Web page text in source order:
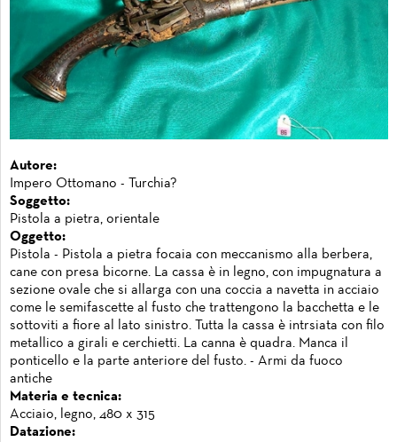
Autore:
Impero Ottomano - Turchia?
Soggetto:
Pistola a pietra, orientale
Oggetto:
Pistola - Pistola a pietra focaia con meccanismo alla berbera,
cane con presa bicorne. La cassa è in legno, con impugnatura a
sezione ovale che si allarga con una coccia a navetta in acciaio
come le semifascette al fusto che trattengono la bacchetta e le
sottoviti a fiore al lato sinistro. Tutta la cassa è intrsiata con filo
metallico a girali e cerchietti. La canna è quadra. Manca il
ponticello e la parte anteriore del fusto. - Armi da fuoco
antiche
Materia e tecnica:
Acciaio, legno, 480 x 315
Datazione: